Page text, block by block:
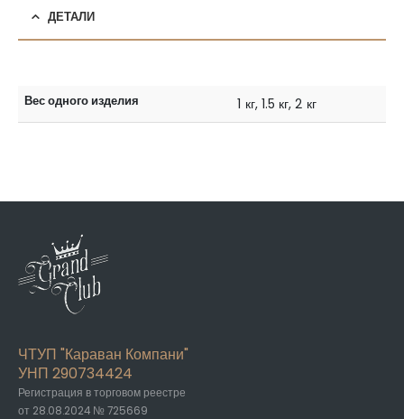
ДЕТАЛИ
Вес одного изделия 1 кг, 1.5 кг, 2 кг
ЧТУП "Караван Компани"
УНП 290734424
Регистрация в торговом реестре
от 28.08.2024 № 725669